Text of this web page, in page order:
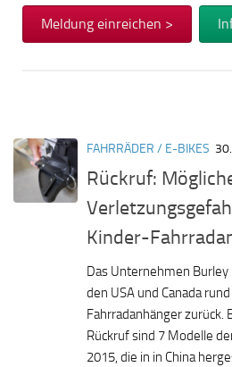
Meldung einreichen >
FAHRRÄDER / E-BIKES
Rückruf:
Kinder-
Das Unternehmen Burley
den USA und Canada
Fahrradanhänger
Rückruf sind 7 Modelle
2015, die in in China